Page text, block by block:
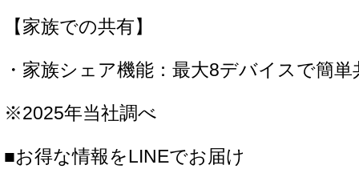
【家族での共有】
・家族シェア機能：最大8デバイスで簡単
※2025年当社調べ
■お得な情報をLINEでお届け